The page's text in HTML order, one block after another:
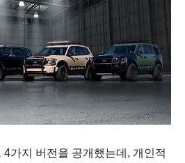
가지 버전을 공개했는데, 개인적